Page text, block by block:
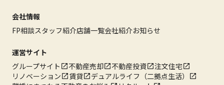
会社情報
FP相談スタッフ紹介店舗一覧会社紹介お知らせ
運営サイト
グループサイト
不動産売却 不動産投資
注文住宅
リノベーション
賃貸
デュアルライフ（二拠点生活）